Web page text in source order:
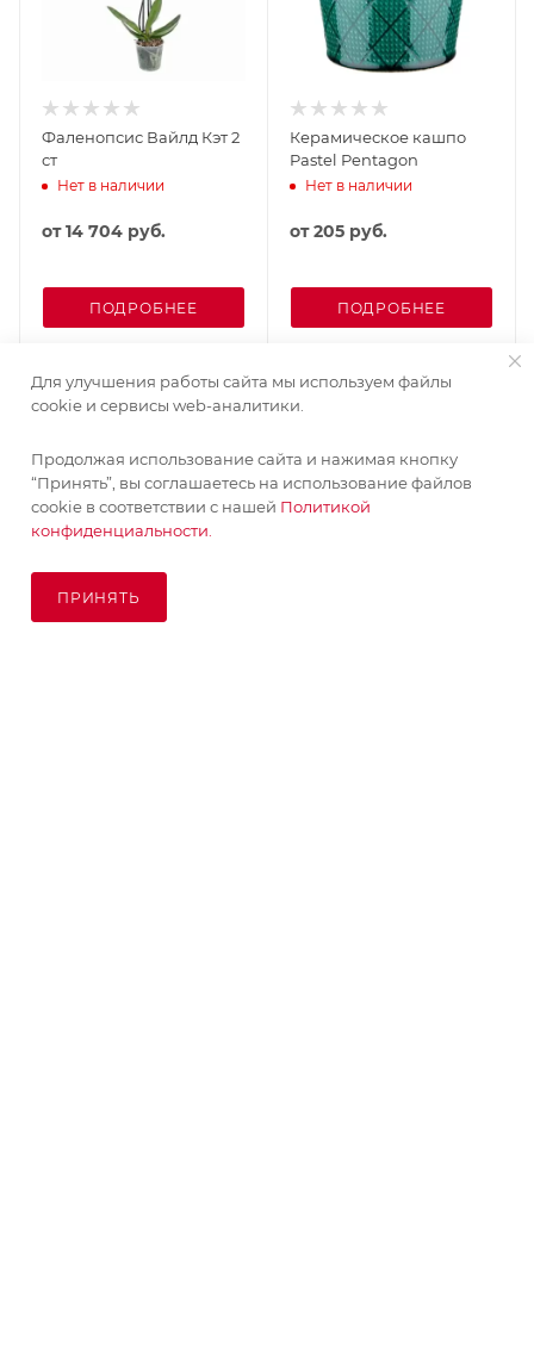
Фаленопсис Вайлд Кэт 2
ст
Нет в наличии
от14 704 руб.
ПОДРОБНЕЕ
Керамическое кашпо
Pastel Pentagon
Нет в наличии
от205 руб.
ПОДРОБНЕЕ
Для улучшения работы сайта мы используем файлы
cookie и сервисы web-аналитики.
Продолжая использование сайта и нажимая кнопку
“Принять”, вы соглашаетесь на использование файлов
cookie в соответствии с нашей Политикой
конфиденциальности.
ПРИНЯТЬ